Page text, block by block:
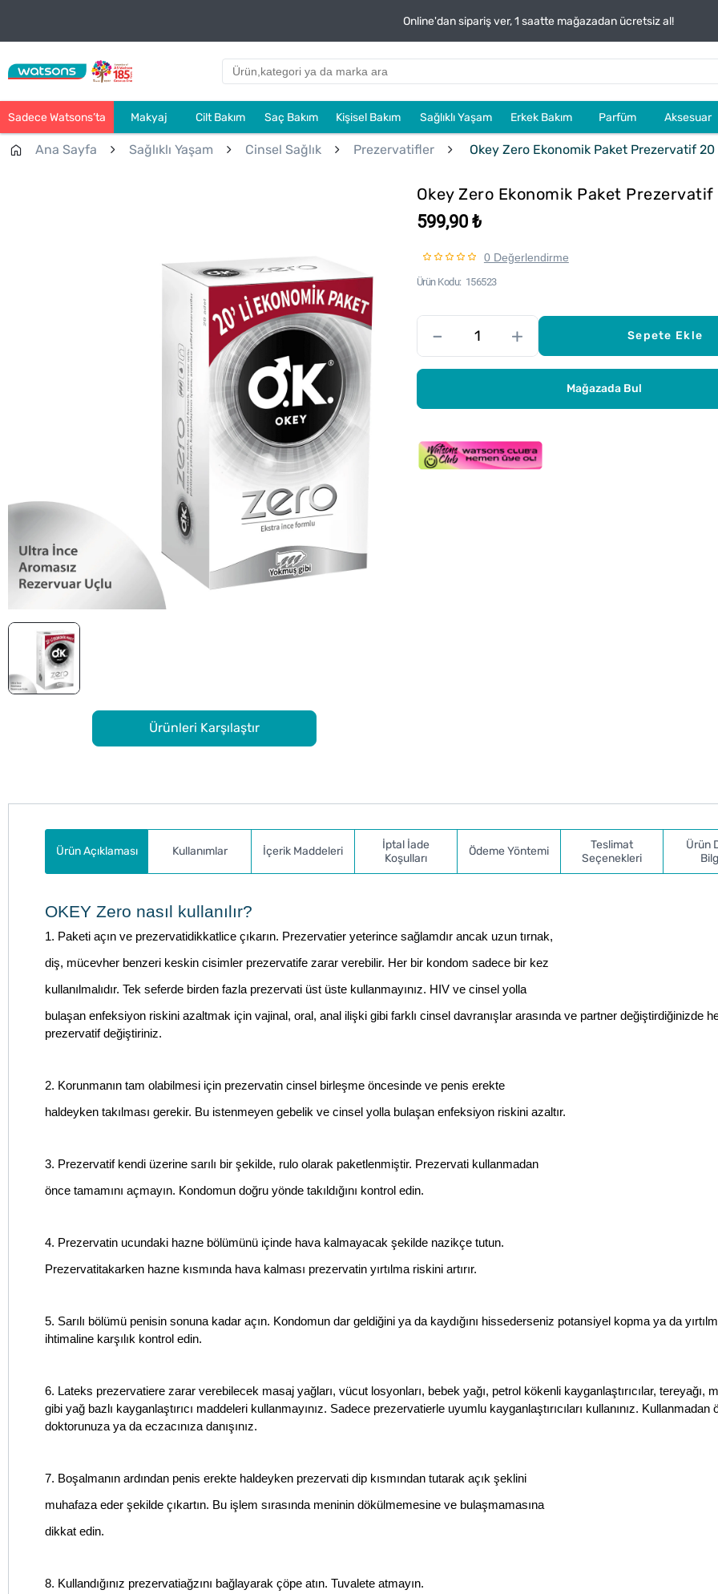
Online'dan sipariş ver, 1 saatte mağazadan ücretsiz al!
Sadece Watsons’ta Makyaj Cilt Bakım Saç Bakım Kişisel Bakım Sağlıklı Yaşam Erkek Bakım Parfüm Aksesuar
Ana Sayfa Sağlıklı Yaşam Cinsel Sağlık Prezervatifler Okey Zero Ekonomik Paket Prezervatif
Ürünleri Karşılaştır
Okey Zero Ekonomik Paket
599,90 ₺
0 Değerlendirme
Ürün Kodu 156523
– + Sepete Ekle
Mağazada Bul
Ürün Açıklaması Kullanımlar İçerik Maddeleri
İptal İade
Koşulları
Ödeme Yöntemi
Teslimat
Seçenekleri
Ürün
OKEY Zero nasıl kullanılır?
1. Paketi açın ve prezervatidikkatlice çıkarın. Prezervatier yeterince sağlamdır ancak uzun tırnak,
diş, mücevher benzeri keskin cisimler prezervatife zarar verebilir. Her bir kondom sadece bir kez
kullanılmalıdır. Tek seferde birden fazla prezervati üst üste kullanmayınız. HIV ve cinsel yolla
bulaşan enfeksiyon riskini azaltmak için vajinal, oral, anal ilişki gibi farklı cinsel davranışlar arasında ve partner değiştirdiğinizde
prezervatif değiştiriniz.
2. Korunmanın tam olabilmesi için prezervatin cinsel birleşme öncesinde ve penis erekte
haldeyken takılması gerekir. Bu istenmeyen gebelik ve cinsel yolla bulaşan enfeksiyon riskini azaltır.
3. Prezervatif kendi üzerine sarılı bir şekilde, rulo olarak paketlenmiştir. Prezervati kullanmadan
önce tamamını açmayın. Kondomun doğru yönde takıldığını kontrol edin.
4. Prezervatin ucundaki hazne bölümünü içinde hava kalmayacak şekilde nazikçe tutun.
Prezervatitakarken hazne kısmında hava kalması prezervatin yırtılma riskini artırır.
5. Sarılı bölümü penisin sonuna kadar açın. Kondomun dar geldiğini ya da kaydığını hissederseniz potansiyel kopma ya da
ihtimaline karşılık kontrol edin.
6. Lateks prezervatiere zarar verebilecek masaj yağları, vücut losyonları, bebek yağı, petrol kökenli kayganlaştırıcılar, tereyağı,
gibi yağ bazlı kayganlaştırıcı maddeleri kullanmayınız. Sadece prezervatierle uyumlu kayganlaştırıcıları kullanınız. Kullanmadan
doktorunuza ya da eczacınıza danışınız.
7. Boşalmanın ardından penis erekte haldeyken prezervati dip kısmından tutarak açık şeklini
muhafaza eder şekilde çıkartın. Bu işlem sırasında meninin dökülmemesine ve bulaşmamasına
dikkat edin.
8. Kullandığınız prezervatiağzını bağlayarak çöpe atın. Tuvalete atmayın.